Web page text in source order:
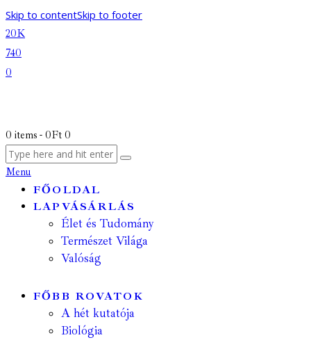
Skip to contentSkip to footer
20K
740
0
0 items - 0Ft 0
Menu
FŐOLDAL
LAPVÁSÁRLÁS
Élet és Tudomány
Természet Világa
Valóság
FŐBB ROVATOK
A hét kutatója
Biológia